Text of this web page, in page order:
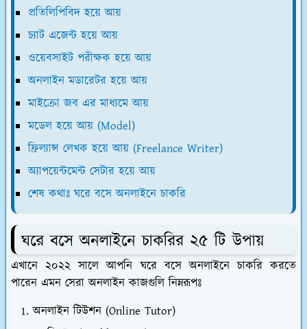
প্রতিলিপিবিদ হয়ে আয়
চ্যাট এজেন্ট হয়ে আয়
ওয়েবসাইট পরীক্ষক হয়ে আয়
অনলাইন মডারেটর হয়ে আয়
মাইক্রো জব এর মাধ্যমে আয়
মডেল হয়ে আয় (Model)
ফ্রিল্যান্স লেখক হয়ে আয় (Freelance Writer)
অ্যাপয়েন্টমেন্ট সেটার হয়ে আয়
শেষ কথাঃ ঘরে বসে অনলাইনে চাকরি
ঘরে বসে অনলাইনে চাকরির ২৫ টি উপায়
এখানে ২০২২ সালে আপনি ঘরে বসে অনলাইনে চাকরি করতে
পারেন এমন সেরা অনলাইন কাজগুলি নিম্নরূপঃ
অনলাইন টিউশন (Online Tutor)